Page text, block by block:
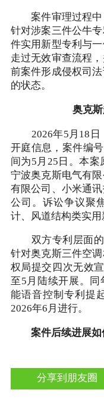
案件审理过程中
针对涉案三件公牛
件实用新型专利与
走过无效审查流程
前案件形成侵权司
的状态。
奥克
2026年5月18日
开庭信息，案件编
间为5月25日。本案
宁波奥克斯电气有
有限公司、小米通
公司。诉讼争议聚
计、风道结构类实用
双方专利层面的
针对奥克斯三件空
权局提交四次无效
至5月陆续开展。
能语音控制专利提
2026年6月进行。
案件后续进展如
分享到朋友圈